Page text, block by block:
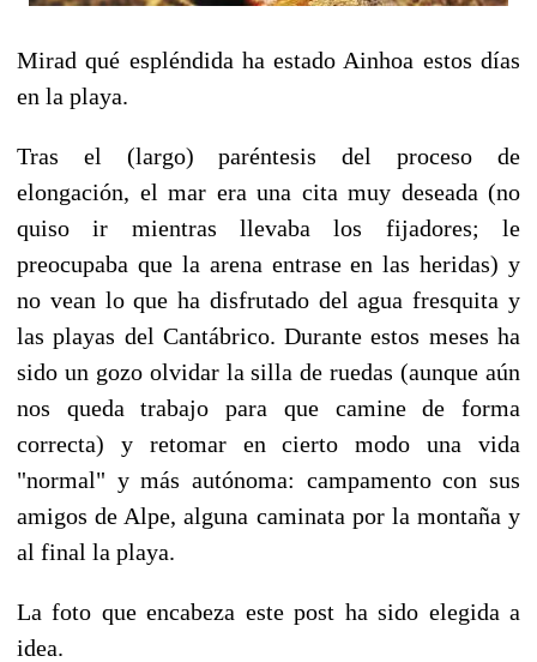
Mirad qué espléndida ha estado Ainhoa estos días
en la playa.
Tras el (largo) paréntesis del proceso de
elongación, el mar era una cita muy deseada (no
quiso ir mientras llevaba los fijadores; le
preocupaba que la arena entrase en las heridas) y
no vean lo que ha disfrutado del agua fresquita y
las playas del Cantábrico.Durante estos meses ha
sido un gozo olvidar la silla de ruedas (aunque aún
nos queda trabajo para que camine de forma
correcta) y retomar en cierto modo una vida
"normal" y más autónoma: campamento con sus
amigos de Alpe, alguna caminata por la montaña y
al final la playa.
La foto que encabeza este post ha sido elegida a
idea.